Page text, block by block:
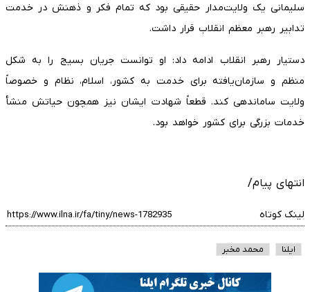
سلیمانی یک ولایت‌مدار حقیقی بود که تمام فکر و ذهنش در خدمت
تدابیر رهبر معظم انقلاب قرار داشت.
دستیار رهبر انقلاب ادامه داد: او توانست جریان بسیج را به شکل
منظم و سازمان‌یافته برای خدمت به کشور، اسلام، نظام و خصوصاً
ولایت ساماندهی کند. قطعاً شهادت ایشان نیز همچون حیاتش منشأ
خدمات بزرگی برای کشور خواهد بود.
انتهای پیام/
لینک کوتاه
ایلنا محمد مخبر